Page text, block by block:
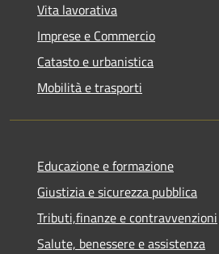
Vita lavorativa
Imprese e Commercio
Catasto e urbanistica
Mobilità e trasporti
Educazione e formazione
Giustizia e sicurezza pubblica
Tributi,finanze e contravvenzioni
Salute, benessere e assistenza